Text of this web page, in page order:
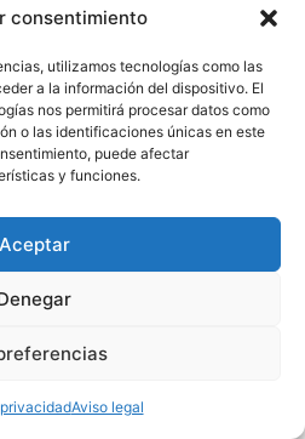
consentimiento
utilizamos tecnologías como las
a la información del dispositivo. El
nos permitirá procesar datos como
o las identificaciones únicas en este
puede afectar
y funciones.
Aceptar
Aviso legal
Aviso legal
de Comunicación